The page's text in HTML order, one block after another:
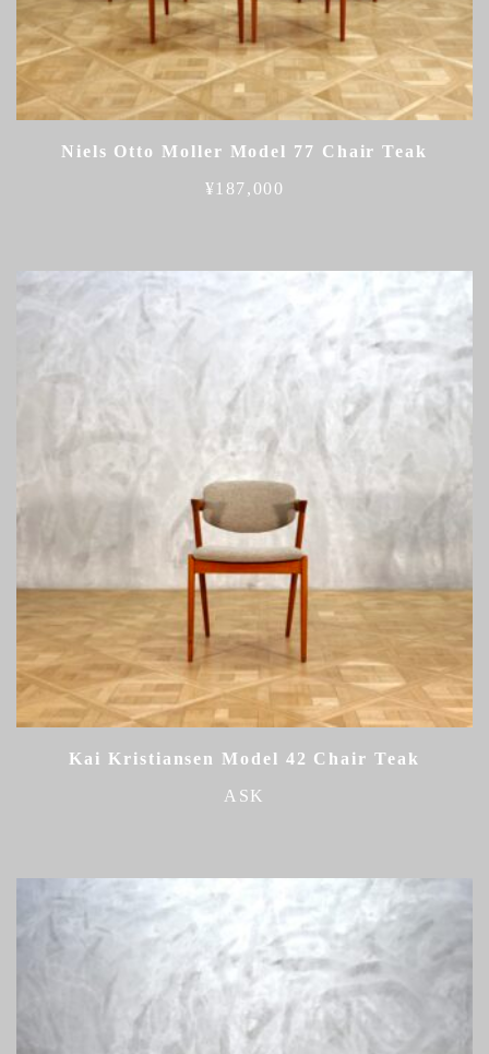
Niels Otto Moller Model 77 Chair Teak
¥187,000
Kai Kristiansen Model 42 Chair Teak
ASK